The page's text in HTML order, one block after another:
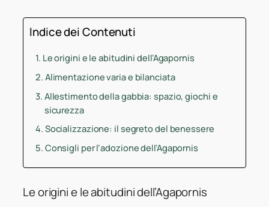
Indice dei Contenuti
Le origini e le abitudini dell’Agapornis
Alimentazione varia e bilanciata
Allestimento della gabbia: spazio, giochi e
sicurezza
Socializzazione: il segreto del benessere
Consigli per l’adozione dell’Agapornis
Le origini e le abitudini dell’Agapornis